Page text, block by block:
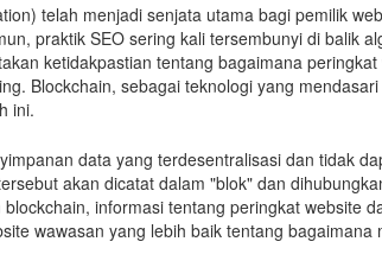
telah menjadi senjata utama bagi pemilik
praktik SEO sering kali tersembunyi di balik
ketidakpastian tentang bagaimana
Blockchain, sebagai teknologi yang
ini.
data yang terdesentralisasi dan tidak
akan dicatat dalam "blok" dan
informasi tentang peringkat website
wawasan yang lebih baik tentang bagaimana